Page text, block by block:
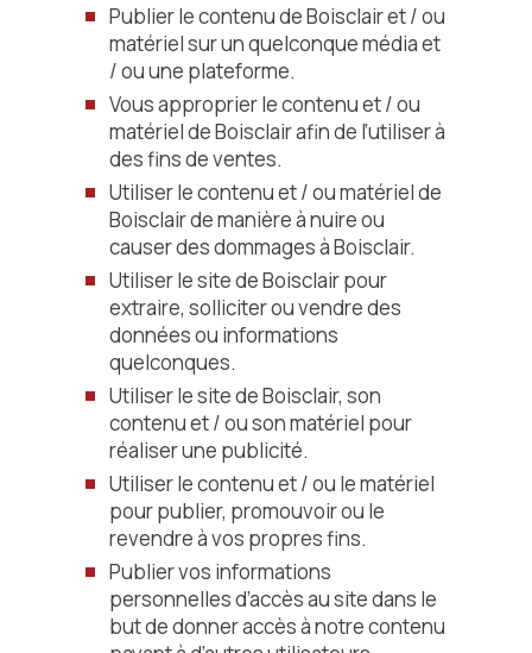
Publier le contenu de Boisclair et / ou
matériel sur un quelconque média et
/ ou une plateforme.
Vous approprier le contenu et / ou
matériel de Boisclair afin de l’utiliser à
des fins de ventes.
Utiliser le contenu et / ou matériel de
Boisclair de manière à nuire ou
causer des dommages à Boisclair.
Utiliser le site de Boisclair pour
extraire, solliciter ou vendre des
données ou informations
quelconques.
Utiliser le site de Boisclair, son
contenu et / ou son matériel pour
réaliser une publicité.
Utiliser le contenu et / ou le matériel
pour publier, promouvoir ou le
revendre à vos propres fins.
Publier vos informations
personnelles d’accès au site dans le
but de donner accès à notre contenu